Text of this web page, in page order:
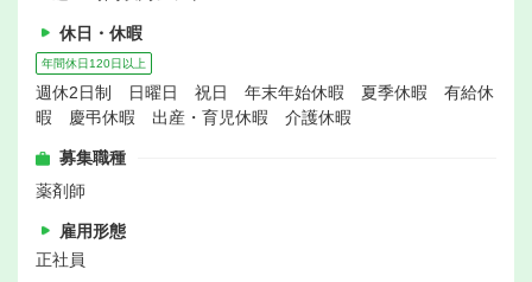
休日・休暇
年間休日120日以上
週休2日制 日曜日 祝日 年末年始休暇 夏季休暇 有給休
暇 慶弔休暇 出産・育児休暇 介護休暇
募集職種
薬剤師
雇用形態
正社員